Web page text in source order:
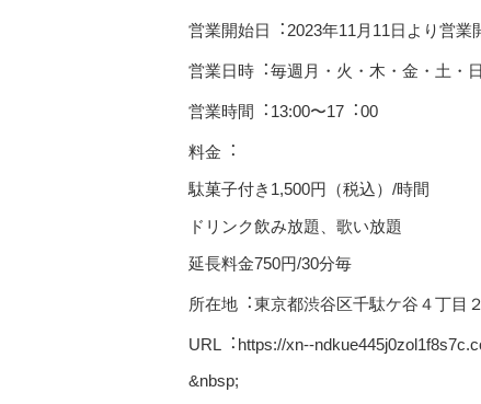
営業開始⽇︓2023年11⽉11⽇より営業
営業⽇時︓毎週⽉・⽕・⽊・⾦・⼟・
営業時間︓13:00〜17︓00
料⾦︓
駄菓⼦付き1,500円（税込）/時間
ドリンク飲み放題、歌い放題
延⻑料⾦750円/30分毎
所在地︓東京都渋⾕区千駄ケ⾕４丁⽬
URL︓https://xn--
&nbsp;